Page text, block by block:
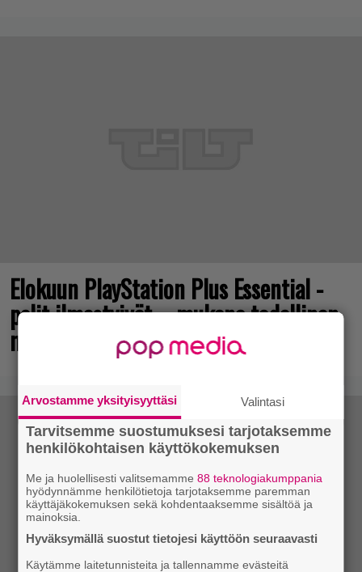
Elokuun PlayStation Plus Essential -
pelit ilmestyivät – mukana todellinen
mestariteos
Arvostamme yksityisyyttäsi Valintasi
Tarvitsemme suostumuksesi tarjotaksemme
henkilökohtaisen käyttökokemuksen
Me ja huolellisesti valitsemamme88 teknologiakumppania
hyödynnämme henkilötietoja tarjotaksemme paremman
käyttäjäkokemuksen sekä kohdentaaksemme sisältöä ja
mainoksia.
Hyväksymällä suostut tietojesi käyttöön seuraavasti
Käytämme laitetunnisteita ja tallennamme evästeitä